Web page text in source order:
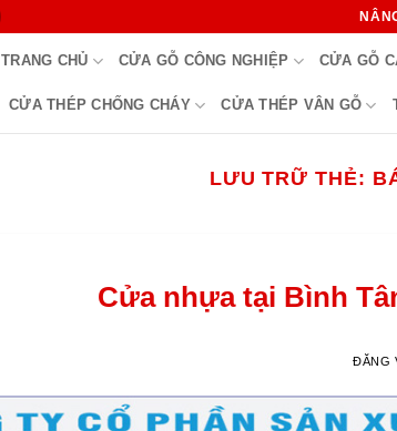
TRANG CHỦ CỬA GỖ CÔNG NGHIỆP CỬA GỖ
CỬA THÉP CHỐNG CHÁY CỬA THÉP VÂN GỖ
LƯU TRỮ THẺ:
Cửa nhựa tại Bình
ĐĂNG